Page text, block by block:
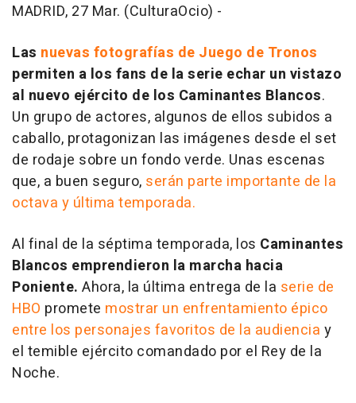
MADRID, 27 Mar. (CulturaOcio) -
Las nuevas fotografías de Juego de Tronos
permiten a los fans de la serie echar un vistazo
al nuevo ejército de los Caminantes Blancos.
Un grupo de actores, algunos de ellos subidos a
caballo, protagonizan las imágenes desde el set
de rodaje sobre un fondo verde. Unas escenas
que, a buen seguro, serán parte importante de la
octava y última temporada.
Al final de la séptima temporada, los Caminantes
Blancos emprendieron la marcha hacia
Poniente. Ahora, la última entrega de la serie de
HBO promete mostrar un enfrentamiento épico
entre los personajes favoritos de la audiencia y
el temible ejército comandado por el Rey de la
Noche.